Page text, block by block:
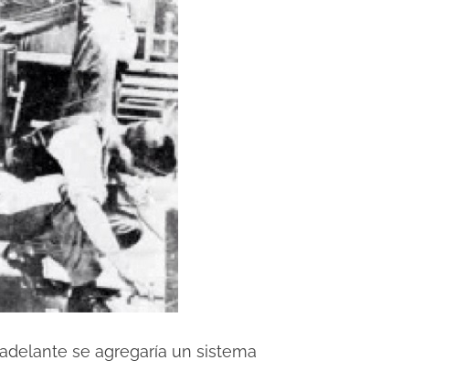
se agregaría un sistema